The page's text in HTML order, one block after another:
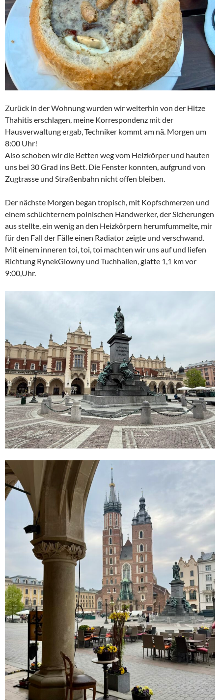
Zurück in der Wohnung wurden wir weiterhin von der Hitze
Thahitis erschlagen, meine Korrespondenz mit der
Hausverwaltung ergab, Techniker kommt am nä. Morgen um
8:00 Uhr!
Also schoben wir die Betten weg vom Heizkörper und hauten
uns bei 30 Grad ins Bett. Die Fenster konnten, aufgrund von
Zugtrasse und Straßenbahn nicht offen bleiben.
Der nächste Morgen began tropisch, mit Kopfschmerzen und
einem schüchternem polnischen Handwerker, der Sicherungen
aus stellte, ein wenig an den Heizkörpern herumfummelte, mir
für den Fall der Fälle einen Radiator zeigte und verschwand.
Mit einem inneren toi, toi, toi machten wir uns auf und liefen
Richtung RynekGlowny und Tuchhallen, glatte 1,1 km vor
9:00,Uhr.